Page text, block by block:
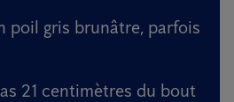
poil gris brunâtre, parfois
21 centimètres du bout